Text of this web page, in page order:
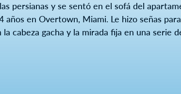
persianas y se sentó en el sofá del
en Overtown, Miami. Le hizo señas
cabeza gacha y la mirada fija en una serie